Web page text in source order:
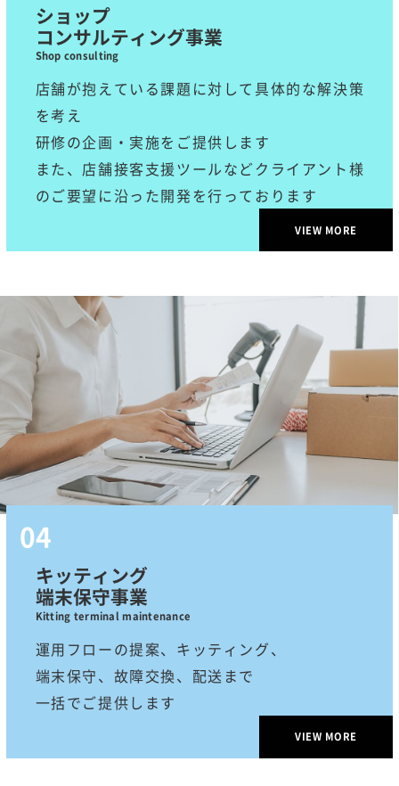
ショップ
コンサルティング事業
Shop consulting
店舗が抱えている課題に対して具体的な解決策
を考え
研修の企画・実施をご提供します
また、店舗接客支援ツールなどクライアント様
のご要望に沿った開発を行っております
VIEW MORE
キッティング
端末保守事業
Kitting terminal maintenance
運用フローの提案、キッティング、
端末保守、故障交換、配送まで
一括でご提供します
VIEW MORE